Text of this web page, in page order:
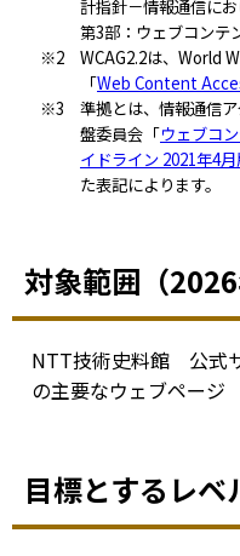
計指針－情報通信に
第3部：ウェブコンテ
※2 WCAG2.2は、World
「Web Content
※3 準拠とは、情報通信ア
盤委員会「ウェブコ
イドライン 2021年4月
た表記によります。
対象範囲（
NTT技術史料館 公式
の主要なウェブページ
目標とするレ